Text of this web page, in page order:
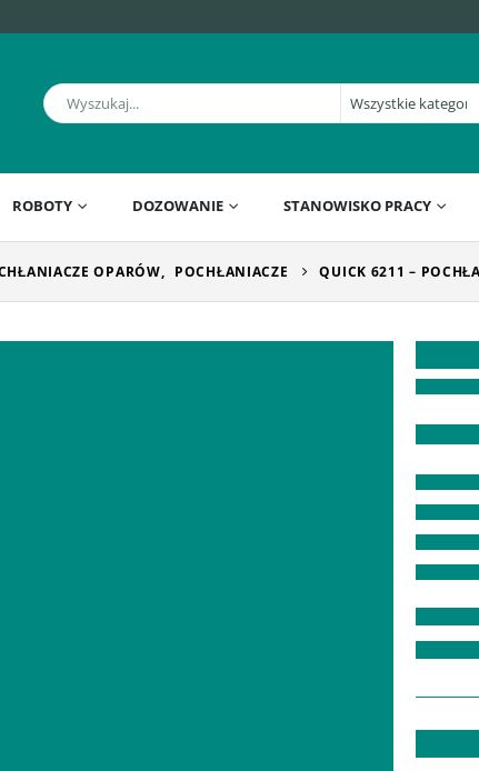
ROBOTY DOZOWANIE STANOWISKO PRACY
OPARÓW, POCHŁANIACZE QUICK 6211 –